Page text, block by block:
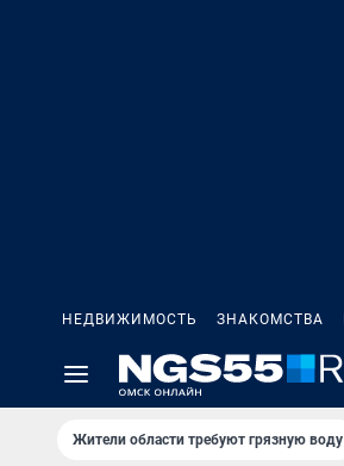
НЕДВИЖИМОСТЬ ЗНАКОМСТВА
Жители области требуют грязную воду